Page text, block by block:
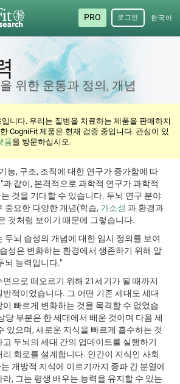
PRO 한국어
/ 韓國
로그인
위한 운동과 정의, 개념
니다. 우리는 질병을 치료하는 제품을 판매하지
CogniFit 제품은 현재 검증 중입니다. 관심이 있
폼을 방문하십시오.
능, 구조, 조직에 대한 연구가 증가함에 따
과 같이, 본격적으로 과학적 연구가 과학적
것을 기대할 수 있습니다. 두뇌 연구 분야
중요한 다양한 개념(학습, 가소성과 환경과
것처럼 보이기 때문에 그렇습니다.
두뇌 습성의 개념에 대한 임시 정의를 보여
성은 변화하는 환경에서 생존하기 위해 알
뇌 능력입니다."
으로 떠오르기 위해 21세기가 될 때까지
적이었습니다. 그 어떤 기존 세대도 세대
빠르게 변화하는 것을 목격할 수 없었습
당 부분은 한 세대에서 배운 것이며 다음 세
있으며, 새로운 지식을 빠르게 흡수하는 것
두뇌의 세대 간의 업데이트를 실행하기
회로를 설계합니다. 인간이 지식인 사회
개방적 지식에 이르기까지 종파 간 분열에
, 그는 평생 배우는 능력을 유지할 수 있는